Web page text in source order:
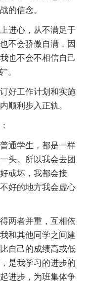
的信念。
进心，从不满足于
不会骄傲自满，因
也不会不相信自己
。
好工作计划和实施
顺利步入正轨。
通学生，都是一样
头。所以我会去团
或坏，我都会接
好的地方我会虚心
两者并重，互相依
和其他同学之间建
自己的成绩高或低
是我学习的进步的
进步，为班集体争